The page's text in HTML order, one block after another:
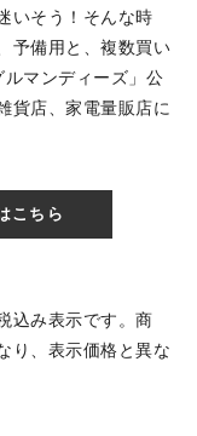
いそう！そんな時
予備用と、複数買い
マンディーズ」公
貨店、家電量販店に
こちら
込み表示です。商
り、表示価格と異な